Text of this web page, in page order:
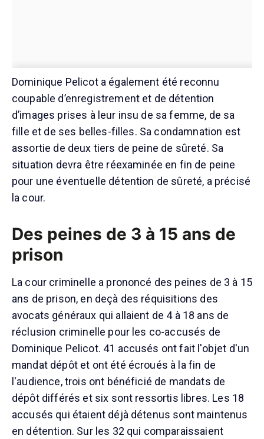
Dominique Pelicot a également été reconnu
coupable d’enregistrement et de détention
d’images prises à leur insu de sa femme, de sa
fille et de ses belles-filles. Sa condamnation est
assortie de deux tiers de peine de sûreté. Sa
situation devra être réexaminée en fin de peine
pour une éventuelle détention de sûreté, a précisé
la cour.
Des peines de 3 à 15 ans de
prison
La cour criminelle a prononcé des peines de 3 à 15
ans de prison, en deçà des réquisitions des
avocats généraux qui allaient de 4 à 18 ans de
réclusion criminelle pour les co-accusés de
Dominique Pelicot. 41 accusés ont fait l'objet d'un
mandat dépôt et ont été écroués à la fin de
l'audience, trois ont bénéficié de mandats de
dépôt différés et six sont ressortis libres. Les 18
accusés qui étaient déjà détenus sont maintenus
en détention. Sur les 32 qui comparaissaient